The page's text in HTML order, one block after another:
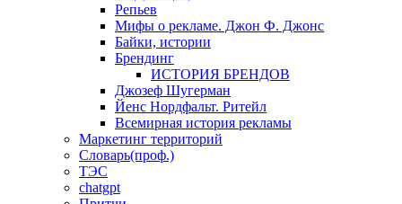
Репьев
Мифы о рекламе. Джон Ф. Джонс
Байки, истории
Брендинг
ИСТОРИЯ БРЕНДОВ
Джозеф Шугерман
​Йенс Нордфальт. Ритейл
Всемирная история рекламы
Маркетинг территорий
Словарь(проф.)
ТЭС
chatgpt